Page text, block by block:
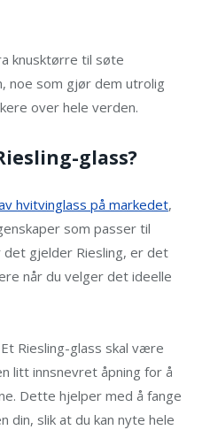
knusktørre til søte
noe som gjør dem utrolig
over hele verden.
glass?
hvitvinglass på markedet,
som passer til
gjelder Riesling, er det
når du velger det ideelle
Et Riesling-glass skal være
litt innsnevret åpning for å
Dette hjelper med å fange
din, slik at du kan nyte hele